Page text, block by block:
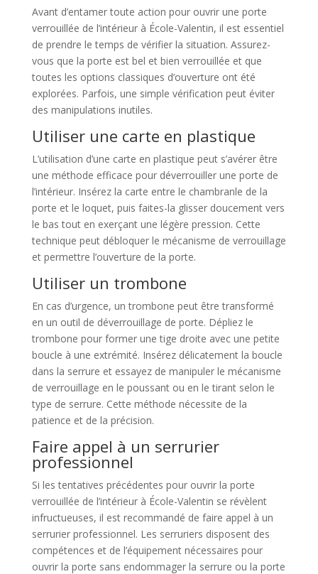
Avant d’entamer toute action pour ouvrir une porte
verrouillée de l’intérieur à École-Valentin, il est essentiel
de prendre le temps de vérifier la situation. Assurez-
vous que la porte est bel et bien verrouillée et que
toutes les options classiques d’ouverture ont été
explorées. Parfois, une simple vérification peut éviter
des manipulations inutiles.
Utiliser une carte en plastique
L’utilisation d’une carte en plastique peut s’avérer être
une méthode efficace pour déverrouiller une porte de
l’intérieur. Insérez la carte entre le chambranle de la
porte et le loquet, puis faites-la glisser doucement vers
le bas tout en exerçant une légère pression. Cette
technique peut débloquer le mécanisme de verrouillage
et permettre l’ouverture de la porte.
Utiliser un trombone
En cas d’urgence, un trombone peut être transformé
en un outil de déverrouillage de porte. Dépliez le
trombone pour former une tige droite avec une petite
boucle à une extrémité. Insérez délicatement la boucle
dans la serrure et essayez de manipuler le mécanisme
de verrouillage en le poussant ou en le tirant selon le
type de serrure. Cette méthode nécessite de la
patience et de la précision.
Faire appel à un serrurier
professionnel
Si les tentatives précédentes pour ouvrir la porte
verrouillée de l’intérieur à École-Valentin se révèlent
infructueuses, il est recommandé de faire appel à un
serrurier professionnel. Les serruriers disposent des
compétences et de l’équipement nécessaires pour
ouvrir la porte sans endommager la serrure ou la porte